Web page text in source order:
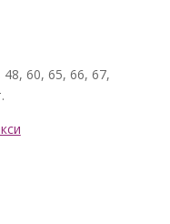
60, 65, 66, 67,